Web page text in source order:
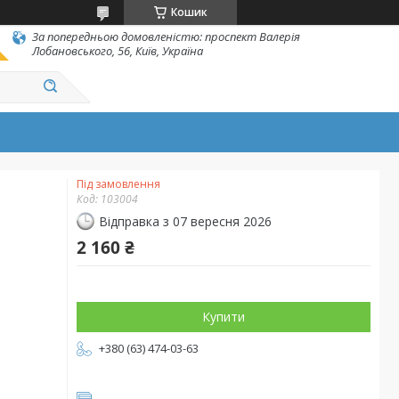
Кошик
За попередньою домовленістю: проспект Валерія
Лобановського, 56, Київ, Україна
Під замовлення
Код: 103004
Відправка з 07 вересня 2026
2 160 ₴
Купити
+380 (63) 474-03-63